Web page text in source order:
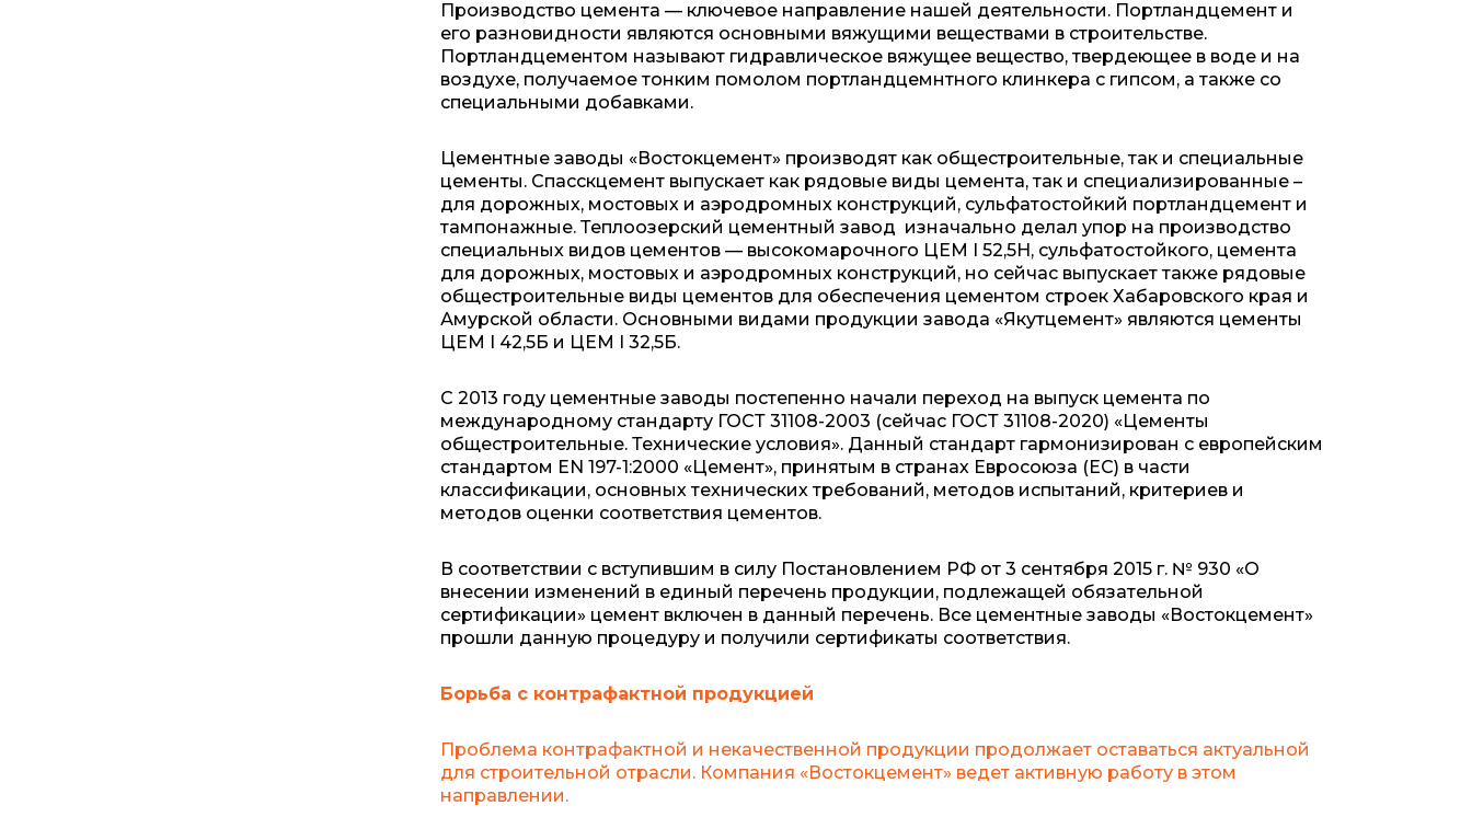
Производство цемента — ключевое направление нашей деятельности. Портландцемент и
его разновидности являются основными вяжущими веществами в строительстве.
Портландцементом называют гидравлическое вяжущее вещество, твердеющее в воде и на
воздухе, получаемое тонким помолом портландцемнтного клинкера с гипсом, а также со
специальными добавками.
Цементные заводы «Востокцемент» производят как общестроительные, так и специальные
цементы. Спасскцемент выпускает как рядовые виды цемента, так и специализированные –
для дорожных, мостовых и аэродромных конструкций, сульфатостойкий портландцемент и
тампонажные. Теплоозерский цементный завод изначально делал упор на производство
специальных видов цементов — высокомарочного ЦЕМ I 52,5Н, сульфатостойкого, цемента
для дорожных, мостовых и аэродромных конструкций, но сейчас выпускает также рядовые
общестроительные виды цементов для обеспечения цементом строек Хабаровского края и
Амурской области. Основными видами продукции завода «Якутцемент» явля­ются цементы
ЦЕМ I 42,5Б и ЦЕМ I 32,5Б.
C 2013 году цементные заводы постепенно начали переход на выпуск цемента по
международному стандарту ГОСТ 31108-2003 (сейчас ГОСТ 31108-2020) «Цементы
общестроительные. Технические условия». Данный стандарт гармонизирован с европейским
стандартом EN 197-1:2000 «Цемент», принятым в странах Евросоюза (ЕС) в части
классификации, основных технических требований, методов испытаний, критериев и
методов оценки соответствия цементов.
В соответствии с вступившим в силу Постановлением РФ от 3 сентября 2015 г. № 930 «О
внесении изменений в единый перечень продукции, подлежащей обязательной
сертификации» цемент включен в данный перечень. Все цементные заводы «Востокцемент»
прошли данную процедуру и получили сертификаты соответствия.
Борьба с контрафактной продукцией
Проблема контрафактной и некачественной продукции продолжает оставаться актуальной
для строительной отрасли. Компания «Востокцемент» ведет активную работу в этом
направлении.